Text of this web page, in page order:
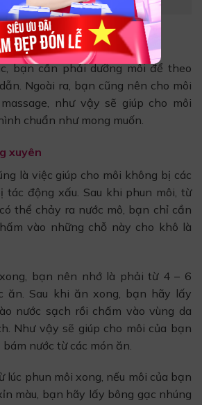
phun collagen
bạn cần phải dưỡng môi để theo
Ngoài ra, bạn cũng nên cho môi
như vậy sẽ giúp cho môi
chuẩn như mong muốn.
xuyên
là việc giúp cho môi không bị các
tác động xấu. Sau khi phun môi, từ
thể chảy ra nước mô, bạn chỉ cần
vào những chỗ này cho khô là
bạn nên nhớ là phải từ 4 – 6
ăn. Sau khi ăn xong, bạn hãy lấy
nước sạch rồi chấm vào vùng da
Như vậy sẽ giúp cho môi của bạn
nước từ các món ăn.
lúc phun môi xong, nếu môi của bạn
màu, bạn hãy lấy bông gạc nhúng